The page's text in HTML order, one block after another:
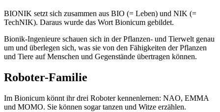
BIONIK setzt sich zusammen aus BIO (= Leben) und NIK (=
TechNIK). Daraus wurde das Wort Bionicum gebildet.
Bionik-Ingenieure schauen sich in der Pflanzen- und Tierwelt genau
um und überlegen sich, was sie von den Fähigkeiten der Pflanzen
und Tiere auf Menschen und Gegenstände übertragen können.
Roboter-Familie
Im Bionicum könnt ihr drei Roboter kennenlernen: NAO, EMMA
und MOMO. Sie können sogar tanzen und Witze erzählen.